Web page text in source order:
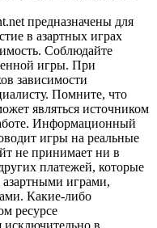
предназначены для
в азартных играх
Соблюдайте
игры. При
зависимости
Помните, что
являться источником
Информационный
игры на реальные
не принимает ни в
платежей, которые
азартными играми,
Какие-либо
ресурсе
исключительно в